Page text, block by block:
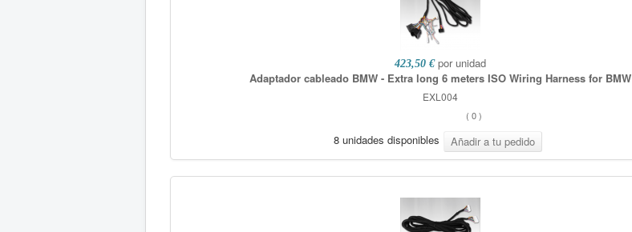
423,50 € por unidad
Adaptador cableado BMW - Extra long 6 meters ISO Wiring Harness for BMW
EXL004
( 0)
8 unidades disponibles